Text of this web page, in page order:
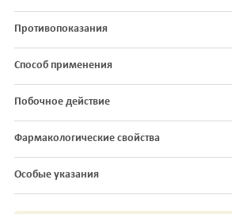
Противопоказания
Способ применения
Побочное действие
Фармакологические свойства
Особые указания